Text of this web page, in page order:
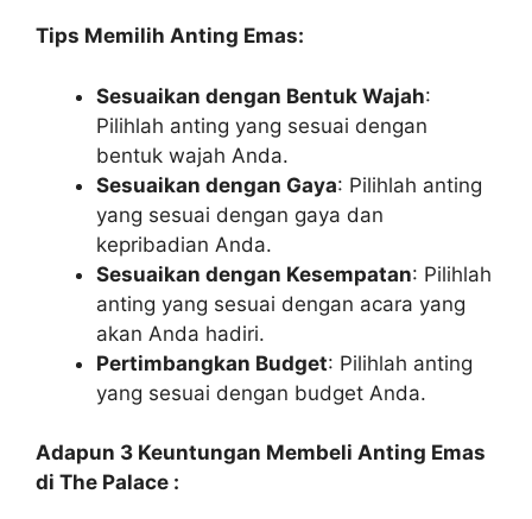
Tips Memilih Anting Emas:
Sesuaikan dengan Bentuk Wajah:
Pilihlah anting yang sesuai dengan
bentuk wajah Anda.
Sesuaikan dengan Gaya: Pilihlah anting
yang sesuai dengan gaya dan
kepribadian Anda.
Sesuaikan dengan Kesempatan: Pilihlah
anting yang sesuai dengan acara yang
akan Anda hadiri.
Pertimbangkan Budget: Pilihlah anting
yang sesuai dengan budget Anda.
Adapun 3 Keuntungan Membeli Anting Emas
di The Palace :